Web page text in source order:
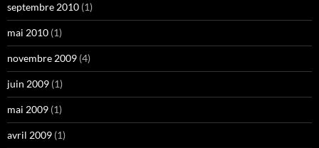
septembre 2010 (1)
mai 2010 (1)
novembre 2009 (4)
juin 2009 (1)
mai 2009 (1)
avril 2009 (1)